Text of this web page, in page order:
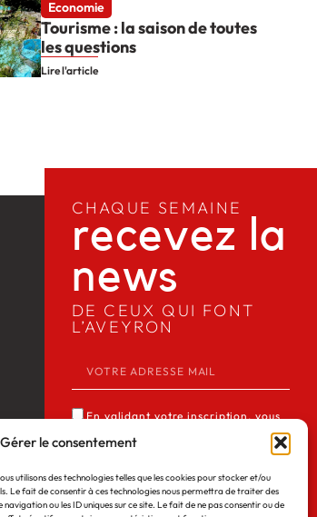
Gérer le consentement
utilisons des technologies telles que les cookies pour stocker et/ou
Le fait de consentir à ces technologies nous permettra de traiter des
ou les ID uniques sur ce site. Le fait de ne pas consentir ou de
Economie
Tourisme : la saison de toutes
les questions
Lire l'article
légales
CHAQUE SEMAINE
recevez la
news​
DE CEUX QUI FONT
L’AVEYRON
En validant votre inscription, vous
acceptez que Media12 mémorise et
utilise votre adresse email dans le but
de vous envoyer notre lettre
d’informations. Consulter notre